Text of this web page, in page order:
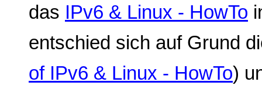
das IPv6 & Linux - HowTo
entschied sich auf Grund
of IPv6 & Linux - HowTo)